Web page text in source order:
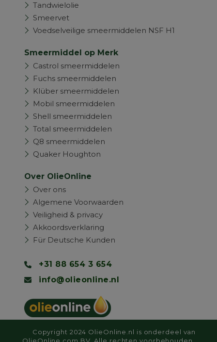
Tandwielolie
Smeervet
Voedselveilige smeermiddelen NSF H1
Smeermiddel op Merk
Castrol smeermiddelen
Fuchs smeermiddelen
Klüber smeermiddelen
Mobil smeermiddelen
Shell smeermiddelen
Total smeermiddelen
Q8 smeermiddelen
Quaker Houghton
Over OlieOnline
Over ons
Algemene Voorwaarden
Veiligheid & privacy
Akkoordsverklaring
Für Deutsche Kunden
+31 88 654 3 654
info@olieonline.nl
Copyright 2024 OlieOnline.nl is onderdeel van